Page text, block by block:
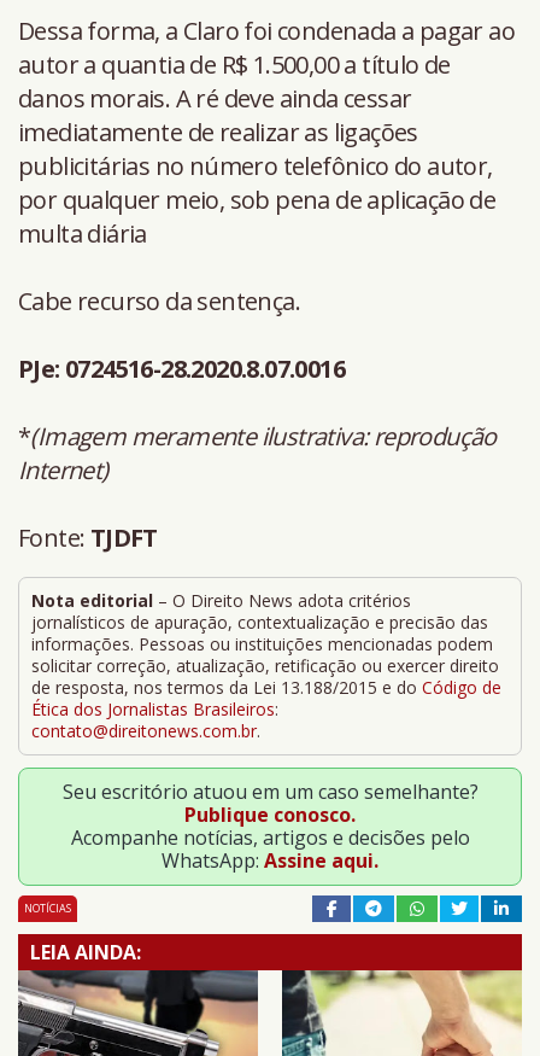
Dessa forma, a Claro foi condenada a pagar ao
autor a quantia de R$ 1.500,00 a título de
danos morais. A ré deve ainda cessar
imediatamente de realizar as ligações
publicitárias no número telefônico do autor,
por qualquer meio, sob pena de aplicação de
multa diária
Cabe recurso da sentença.
PJe: 0724516-28.2020.8.07.0016
*(Imagem meramente ilustrativa: reprodução
Internet)
Fonte: TJDFT
Nota editorial – O Direito News adota critérios
jornalísticos de apuração, contextualização e precisão das
informações. Pessoas ou instituições mencionadas podem
solicitar correção, atualização, retificação ou exercer direito
de resposta, nos termos da Lei 13.188/2015 e do Código de
Ética dos Jornalistas Brasileiros:
contato@direitonews.com.br.
Seu escritório atuou em um caso semelhante?
Publique conosco.
Acompanhe notícias, artigos e decisões pelo
WhatsApp: Assine aqui.
NOTÍCIAS
LEIA AINDA: